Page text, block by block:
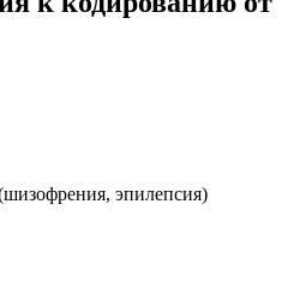
эпилепсия)